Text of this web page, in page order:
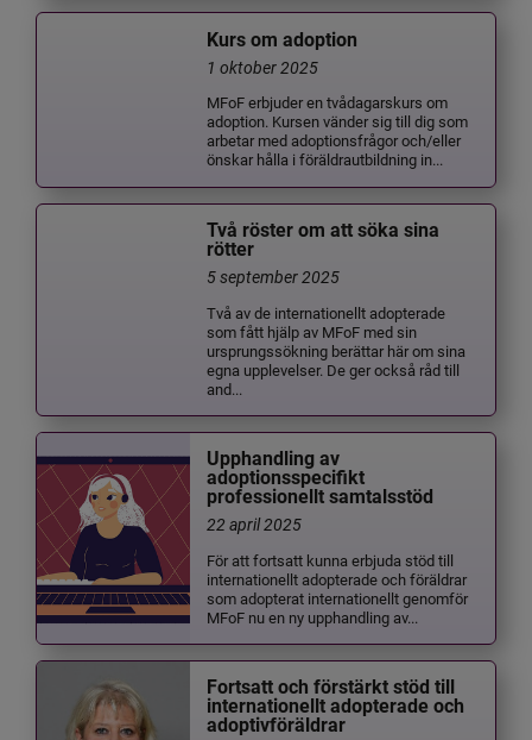
Kurs om adoption
1 oktober 2025
MFoF erbjuder en tvådagarskurs om
adoption. Kursen vänder sig till dig som
arbetar med adoptionsfrågor och/eller
önskar hålla i föräldrautbildning in...
Två röster om att söka sina
rötter
5 september 2025
Två av de internationellt adopterade
som fått hjälp av MFoF med sin
ursprungssökning berättar här om sina
egna upplevelser. De ger också råd till
and...
Upphandling av
adoptionsspecifikt
professionellt samtalsstöd
22 april 2025
För att fortsatt kunna erbjuda stöd till
internationellt adopterade och föräldrar
som adopterat internationellt genomför
MFoF nu en ny upphandling av...
Fortsatt och förstärkt stöd till
internationellt adopterade och
adoptivföräldrar